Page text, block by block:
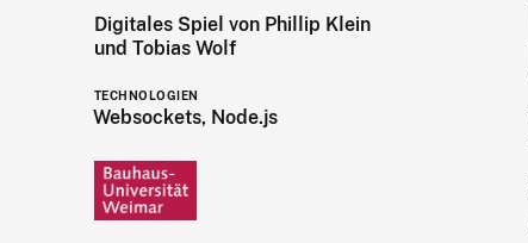
Digitales Spiel von Phillip Klein
und Tobias Wolf
TECHNOLOGIEN
Websockets, Node.js